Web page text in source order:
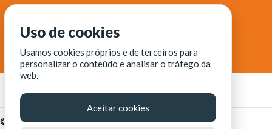
© Fortaleza Digital || CITINOVA - Fundação de Ciência,
Uso de cookies
Usamos cookies próprios e de terceiros para
personalizar o conteúdo e analisar o tráfego da
web.
Aceitar cookies